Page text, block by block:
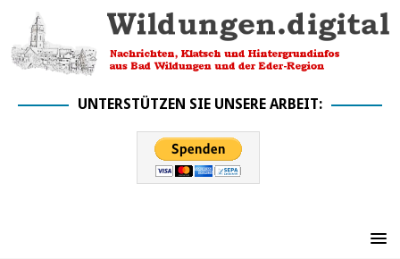
UNTERSTÜTZEN SIE UNSERE ARBEIT: